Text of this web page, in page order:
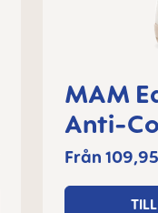
MAM
Anti-
Från